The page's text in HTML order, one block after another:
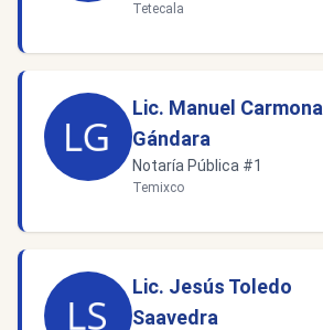
Tetecala
Lic. Manuel Carmona
Gándara
Notaría Pública #1
Temixco
Lic. Jesús Toledo
Saavedra